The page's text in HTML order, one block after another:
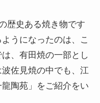
歴史ある焼き物です
うになったのは、こ
、有田焼の一部とし
佐見焼の中でも、江
陶苑」をご紹介をい